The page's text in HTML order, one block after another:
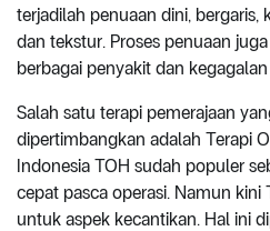
terjadilah penuaan dini, bergaris,
dan tekstur. Proses penuaan
berbagai penyakit dan
Salah satu terapi pemerajaan
dipertimbangkan adalah Terapi
Indonesia TOH sudah populer
cepat pasca operasi. Namun
untuk aspek kecantikan. Hal ini